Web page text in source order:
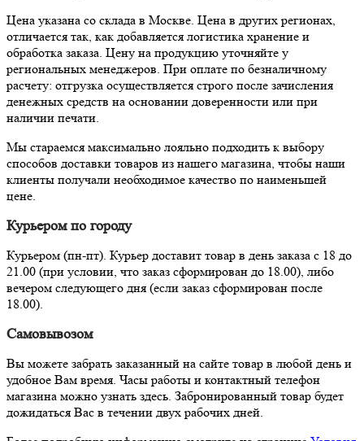
Цена указана со склада в Москве. Цена в других регионах,
отличается так, как добавляется логистика хранение и
обработка заказа. Цену на продукцию уточняйте у
региональных менеджеров. При оплате по безналичному
расчету: отгрузка осуществляется строго после зачисления
денежных средств на основании доверенности или при
наличии печати.
Мы стараемся максимально лояльно подходить к выбору
способов доставки товаров из нашего магазина, чтобы наши
клиенты получали необходимое качество по наименьшей
цене.
Курьером по городу
Курьером (пн-пт). Курьер доставит товар в день заказа с 18 до
21.00 (при условии, что заказ сформирован до 18.00), либо
вечером следующего дня (если заказ сформирован после
18.00).
Самовывозом
Вы можете забрать заказанный на сайте товар в любой день и
удобное Вам время. Часы работы и контактный телефон
магазина можно узнать здесь. Забронированный товар будет
дожидаться Вас в течении двух рабочих дней.